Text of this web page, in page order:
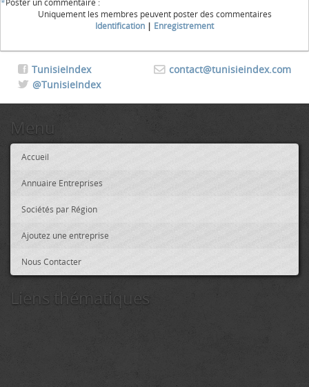
Uniquement les membres peuvent poster des commentaires
Identification | Enregistrement
contact@tunisieindex.com
TunisieIndex
@TunisieIndex
Menu
Accueil
Annuaire Entreprises
Sociétés par Région
Ajoutez une entreprise
Nous Contacter
Liens thématiques